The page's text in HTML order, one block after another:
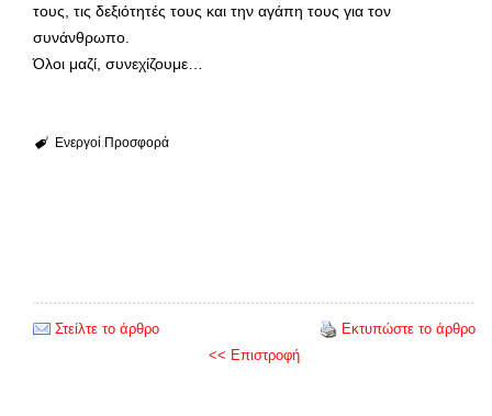
τους, τις δεξιότητές τους και την αγάπη τους για τον
συνάνθρωπο.
Όλοι μαζί, συνεχίζουμε…
Ενεργοί Προσφορά
Στείλτε το άρθρο
Εκτυπώστε το άρθρο
<< Επιστροφή